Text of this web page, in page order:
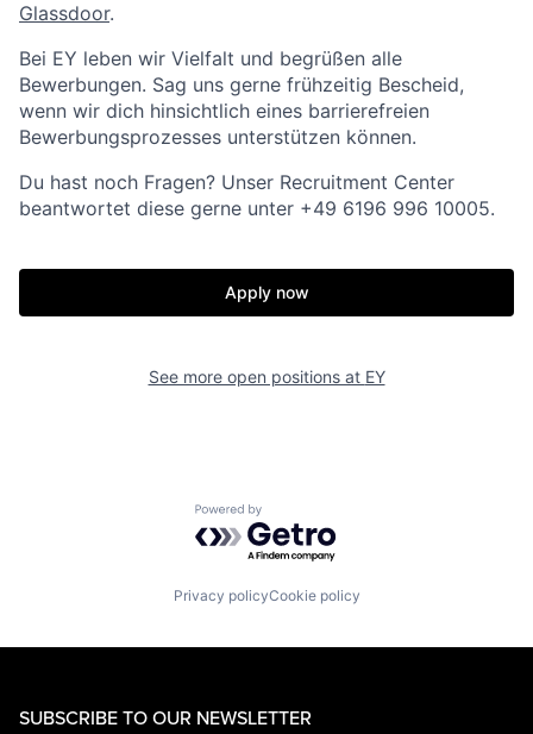
Glassdoor.
Bei EY leben wir Vielfalt und begrüßen alle
Bewerbungen. Sag uns gerne frühzeitig Bescheid,
wenn wir dich hinsichtlich eines barrierefreien
Bewerbungsprozesses unterstützen können.
Du hast noch Fragen? Unser Recruitment Center
beantwortet diese gerne unter +49 6196 996 10005.
Apply now
See more open positions at EY
Powered by Getro.com
Privacy policyCookie policy
SUBSCRIBE TO OUR NEWSLETTER